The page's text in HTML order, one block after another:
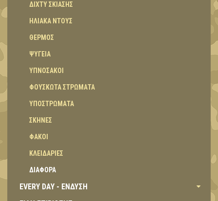
ΔΙΧΤΥ ΣΚΙΑΣΗΣ
ΗΛΙΑΚΑ ΝΤΟΥΣ
ΘΕΡΜΟΣ
ΨΥΓΕΙΑ
ΥΠΝΟΣΑΚΟΙ
ΦΟΥΣΚΩΤΑ ΣΤΡΩΜΑΤΑ
ΥΠΟΣΤΡΩΜΑΤΑ
ΣΚΗΝΕΣ
ΦΑΚΟΙ
ΚΛΕΙΔΑΡΙΕΣ
ΔΙΑΦΟΡΑ
EVERY DAY - ΕΝΔΥΣΗ